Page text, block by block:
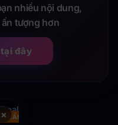
nhiều nội dung,
tượng hơn
đây
×CẦN